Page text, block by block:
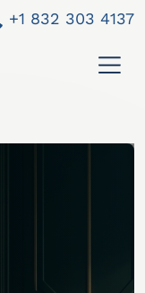
+1 832 303 4137